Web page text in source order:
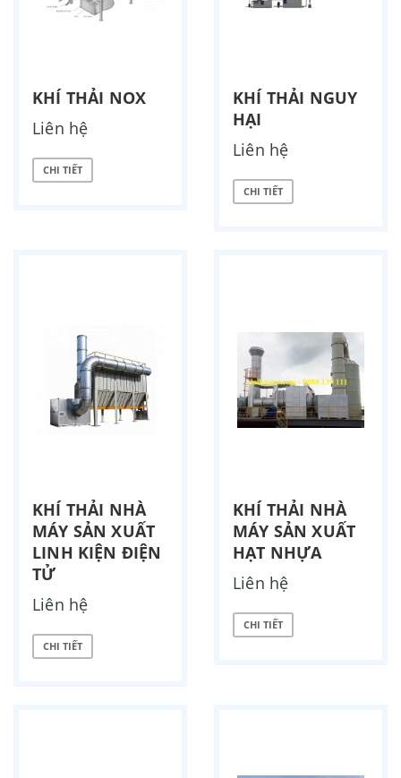
KHÍ THẢI NOX
Liên hệ
CHI TIẾT
KHÍ THẢI NGUY
HẠI
Liên hệ
CHI TIẾT
KHÍ THẢI NHÀ
MÁY SẢN XUẤT
LINH KIỆN ĐIỆN
TỬ
Liên hệ
CHI TIẾT
KHÍ THẢI NHÀ
MÁY SẢN XUẤT
HẠT NHỰA
Liên hệ
CHI TIẾT